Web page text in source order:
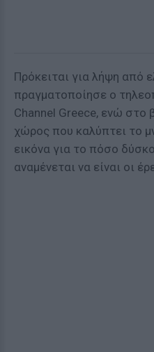
Πρόκειται για λήψη από
πραγματοποίησε ο
Channel Greece, ενώ στο
χώρος που καλύπτει το
εικόνα για το πόσο
αναμένεται να είναι οι